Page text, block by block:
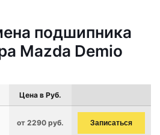
подшипника
Mazda Demio
Цена в Руб.
от 2290 руб. Записаться